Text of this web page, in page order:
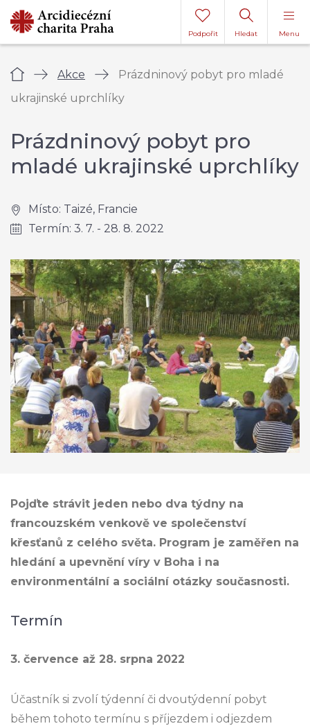
Menu
Hledat
Podpořit
Úvod Akce
Prázdninový pobyt pro mladé
ukrajinské uprchlíky
Prázdninový pobyt pro
mladé ukrajinské uprchlíky
Místo: Taizé, Francie
Termín: 3. 7. - 28. 8. 2022
Pojďte strávit jeden nebo dva týdny na
francouzském venkově ve společenství
křesťanů z celého světa. Program je zaměřen na
hledání a upevnění víry v Boha i na
environmentální a sociální otázky současnosti.
Termín
3. července až 28. srpna 2022
Účastník si zvolí týdenní či dvoutýdenní pobyt
během tohoto termínu s příjezdem i odjezdem